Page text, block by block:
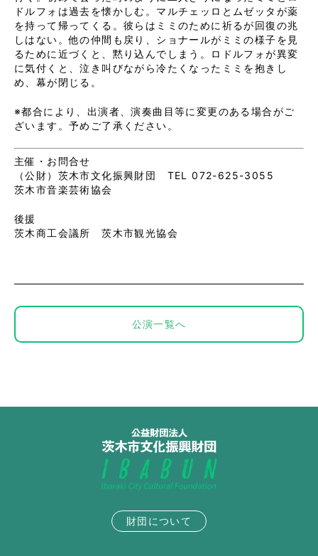
ドルフォは過去を懐かしむ。マルチェッロとムゼッタが薬
を持って帰ってくる。彼らはミミのために祈るが回復の兆
しはない。他の仲間も戻り、ショナールがミミの様子を見
るために近づくと、黙り込んでしまう。ロドルフォが異変
に気付くと、泣き叫びながら冷たくなったミミを抱きし
め、幕が閉じる。
※都合により、出演者、演奏曲目等に変更のある場合がご
ざいます。予めご了承ください。
主催・お問合せ
（公財）茨木市文化振興財団 TEL 072-625-3055
茨木市音楽芸術協会
後援
茨木商工会議所 茨木市観光協会
公演一覧へ
財団について